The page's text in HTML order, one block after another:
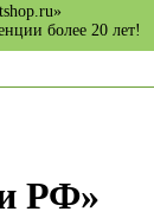
более 20 лет!
РФ»